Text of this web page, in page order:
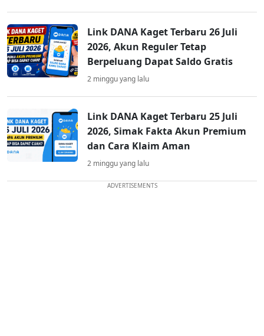
Link DANA Kaget Terbaru 26 Juli
2026, Akun Reguler Tetap
Berpeluang Dapat Saldo Gratis
2 minggu yang lalu
Link DANA Kaget Terbaru 25 Juli
2026, Simak Fakta Akun Premium
dan Cara Klaim Aman
2 minggu yang lalu
ADVERTISEMENTS